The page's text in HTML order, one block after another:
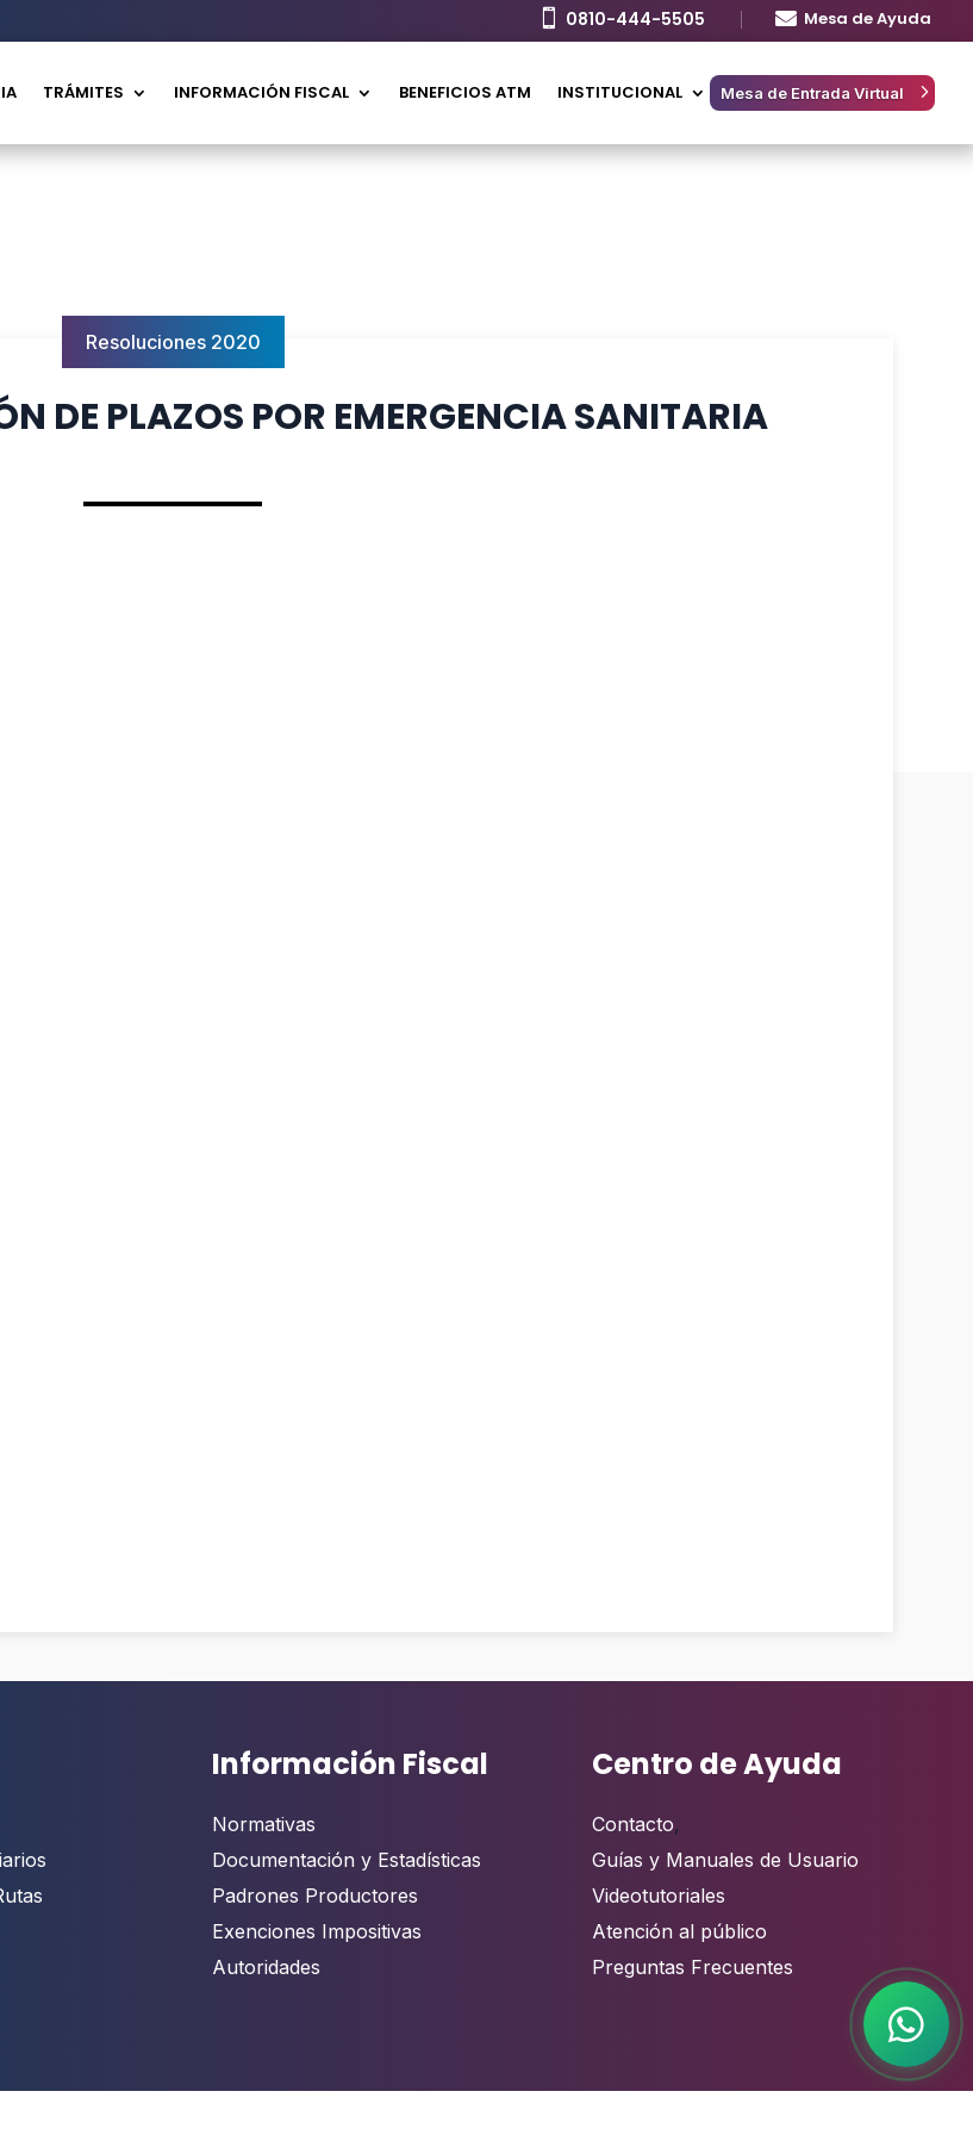
 0810-444-5505  Mesa de Ayuda
TRÁMITES INFORMACIÓN FISCAL BENEFICIOS ATM INSTITUCIONAL Mesa de Entrada Virtual
Resoluciones 2020
DE PLAZOS POR EMERGENCIA SANITARIA
Información Fiscal
Normativas
Documentación y Estadísticas
Padrones Productores
Exenciones Impositivas
Autoridades
Centro de Ayuda
Contacto,
Guías y Manuales de Usuario
Videotutoriales
Atención al público
Preguntas Frecuentes